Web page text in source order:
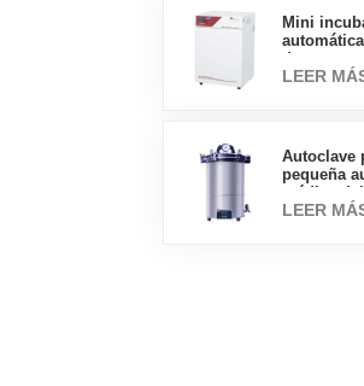
Mini
LEER
Autoclave
pequeña
de vapor
LEER